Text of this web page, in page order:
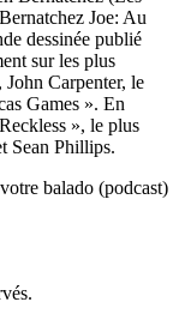
Joe: Au
dessinée publié
sur les plus
John Carpenter, le
Games ». En
», le plus
Sean Phillips.
balado (podcast)